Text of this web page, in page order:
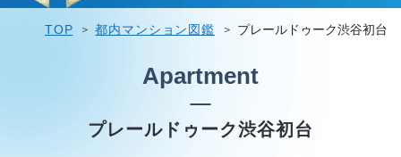
TOP 都内マンション図鑑 プレールドゥーク渋谷初台
Apartment
プレールドゥーク渋谷初台